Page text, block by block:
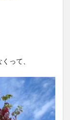
って、